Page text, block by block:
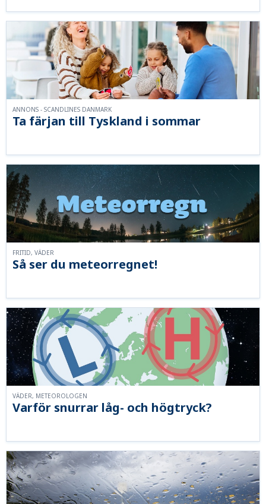
Ta färjan till Tyskland i sommar
ANNONS - SCANDLINES DANMARK
Så ser du meteorregnet!
FRITID, VÄDER
Varför snurrar låg- och högtryck?
VÄDER, METEOROLOGEN